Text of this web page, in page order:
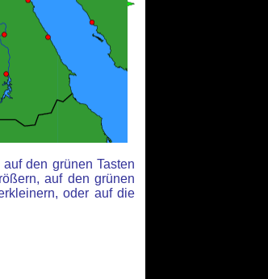
den grünen Tasten
auf den grünen
oder auf die